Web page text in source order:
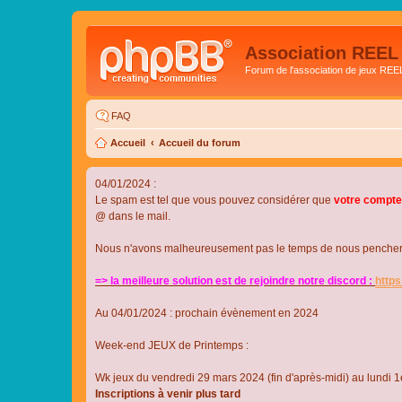
Association REEL
Forum de l'association de jeux REEL
FAQ
Accueil Accueil du forum
04/01/2024 :
Le spam est tel que vous pouvez considérer que votre
@ dans le mail.
Nous n'avons malheureusement pas le temps de nous
=> la meilleure solution est de rejoindre notre discord :
Au 04/01/2024 : prochain évènement en 2024
Week-end JEUX de Printemps :
Wk jeux du vendredi 29 mars 2024 (fin d'après-midi) au lundi
Inscriptions à venir plus tard